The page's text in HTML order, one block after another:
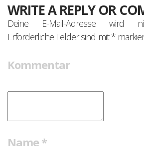
WRITE A REPLY OR
Deine E-Mail-Adresse wird
Erforderliche Felder sind mit*
Kommentar
Name *